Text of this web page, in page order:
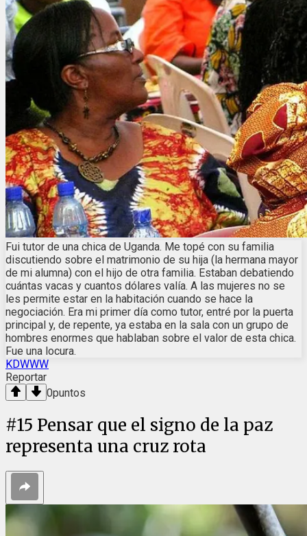
Fui tutor de una chica de Uganda. Me topé con su familia
discutiendo sobre el matrimonio de su hija (la hermana mayor
de mi alumna) con el hijo de otra familia. Estaban debatiendo
cuántas vacas y cuantos dólares valía. A las mujeres no se
les permite estar en la habitación cuando se hace la
negociación. Era mi primer día como tutor, entré por la puerta
principal y, de repente, ya estaba en la sala con un grupo de
hombres enormes que hablaban sobre el valor de esta chica.
Fue una locura.
KDWWW
Reportar
0puntos
#15 Pensar que el signo de la paz
representa una cruz rota